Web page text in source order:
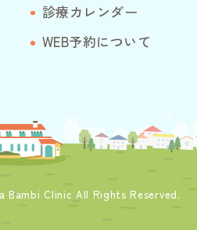
診療カレンダー
WEB予約について
Bambi Clinic All Rights Reserved.